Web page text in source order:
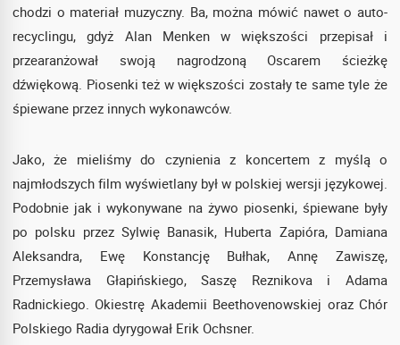
chodzi o materiał muzyczny. Ba, można mówić nawet o auto-
recyclingu, gdyż Alan Menken w większości przepisał i
przearanżował swoją nagrodzoną Oscarem ścieżkę
dźwiękową. Piosenki też w większości zostały te same tyle że
śpiewane przez innych wykonawców.
Jako, że mieliśmy do czynienia z koncertem z myślą o
najmłodszych film wyświetlany był w polskiej wersji językowej.
Podobnie jak i wykonywane na żywo piosenki, śpiewane były
po polsku przez Sylwię Banasik, Huberta Zapióra, Damiana
Aleksandra, Ewę Konstancję Bułhak, Annę Zawiszę,
Przemysława Głapińskiego, Saszę Reznikova i Adama
Radnickiego. Okiestrę Akademii Beethovenowskiej oraz Chór
Polskiego Radia dyrygował Erik Ochsner.